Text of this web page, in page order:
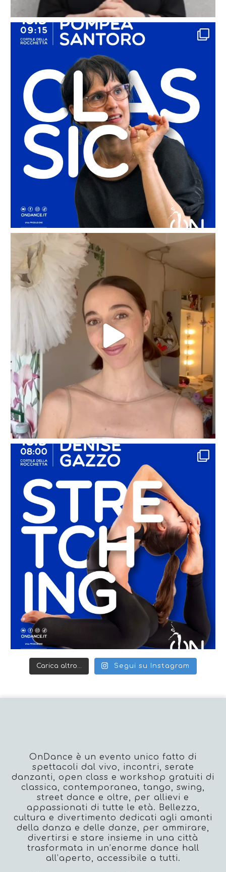
Carica altro... Segui su Instagram
OnDance è un evento unico fatto di
spettacoli dal vivo, incontri, serate
danzanti, open class e workshop gratuiti di
classica, contemporanea, tango, swing,
street dance e oltre, per allievi e
appassionati di tutte le età. Bellezza,
cultura e divertimento dedicati agli amanti
della danza e delle danze, per ammirare,
divertirsi e stare insieme in una città
trasformata in un’enorme dance hall
all’aperto, accessibile a tutti.